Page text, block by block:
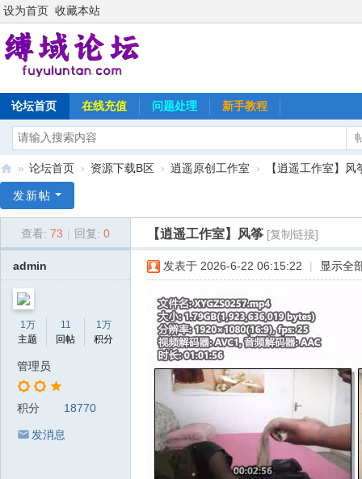
设为首页 收藏本站
论坛首页 在线充值 问题处理 新手教程
域
» 论坛首页 › 资源下载B区 › 逍遥原创工作室 › 【逍遥工作室】风
发新帖
查看: 73 回复: 0 【逍遥工作室】风筝 [复制链接]
admin
1万
主题
11
回帖
1万
积分
管理员
积分 18770
发消息
发表于 2026-6-22 06:15:22 显示全